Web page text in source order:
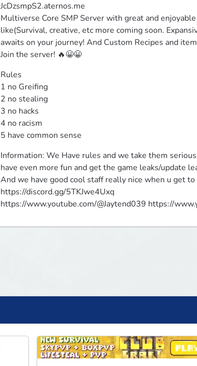
JcDzsmpS2.aternos.me
Multiverse Core SMP Server with great and
like(Survival, creative, etc more coming soon.
awaits on your journey! And Custom Recipes and
Join the server! 🔥😀😀
Rules
1 no Greifing
2 no stealing
3 no hacks
4 no racism
5 have common sense
Information: We Have rules and we take them
have even more fun and get the game leaks/update
And we have good cool staff really nice when u get
https://discord.gg/5TKJwe4Uxq
https://www.youtube.com/@Jaytend039 https://